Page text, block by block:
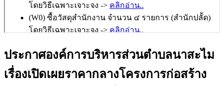
ประกาศองค์การบริหารส่วนตำบลนาสะไม
เรื่องเปิดเผยราคากลางโครงการก่อสร้าง